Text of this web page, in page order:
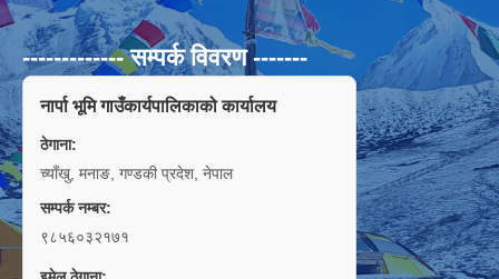
------------- सम्पर्क विवरण -------
नार्पा भूमि गाउँकार्यपालिकाको कार्यालय
ठेगाना:
च्याँखु, मनाङ, गण्डकी प्रदेश, नेपाल
सम्पर्क नम्बर:
९८५६०३२१७१